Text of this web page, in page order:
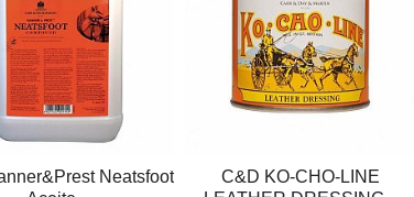
Neatsfoot
C&D KO-CHO-LINE